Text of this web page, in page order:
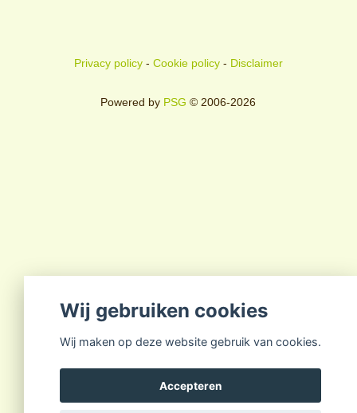
Privacy policy- Cookie policy- Disclaimer
Powered by PSG © 2006-2026
Wij gebruiken cookies
Wij maken op deze website gebruik van cookies.
Accepteren